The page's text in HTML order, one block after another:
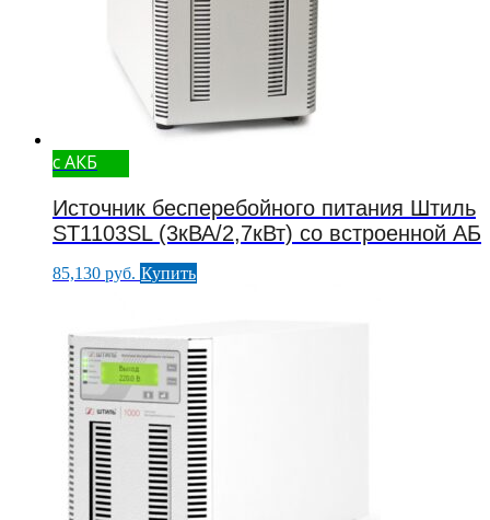
с АКБ
Источник бесперебойного питания Штиль
ST1103SL (3кВА/2,7кВт) со встроенной АБ
85,130 руб. Купить